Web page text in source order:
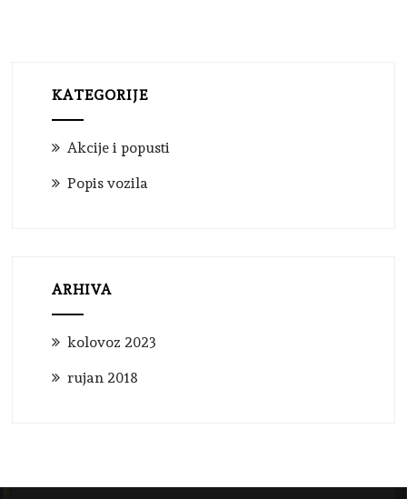
KATEGORIJE
Akcije i popusti
Popis vozila
ARHIVA
kolovoz 2023
rujan 2018